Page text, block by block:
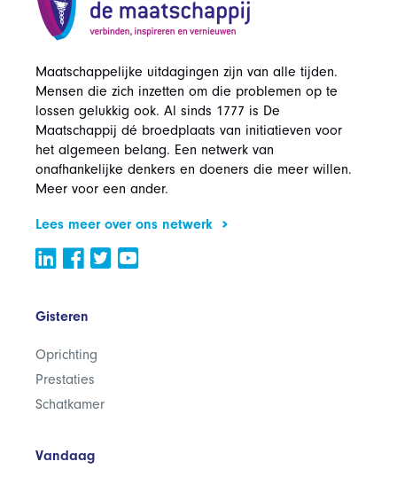
Maatschappelijke uitdagingen zijn van alle tijden.
Mensen die zich inzetten om die problemen op te
lossen gelukkig ook. Al sinds 1777 is De
Maatschappij dé broedplaats van initiatieven voor
het algemeen belang. Een netwerk van
onafhankelijke denkers en doeners die meer willen.
Meer voor een ander.
Lees meer over ons netwerk
Gisteren
Oprichting
Prestaties
Schatkamer
Vandaag